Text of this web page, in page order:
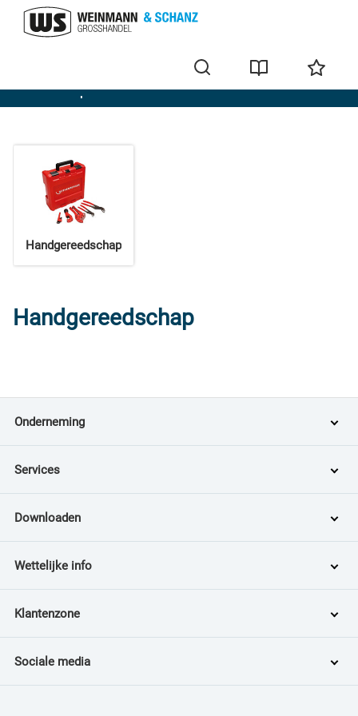
Gereedschap
Handgereedschap
Handgereedschap
Onderneming
Services
Downloaden
Wettelijke info
Klantenzone
Sociale media